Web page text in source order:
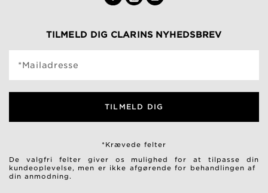
TILMELD DIG CLARINS NYHEDSBREV
*Mailadresse
TILMELD DIG
*Krævede felter
De valgfri felter giver os mulighed for at tilpasse din
kundeoplevelse, men er ikke afgørende for behandlingen af ​​
din anmodning.